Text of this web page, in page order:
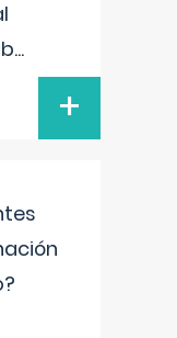
...
+